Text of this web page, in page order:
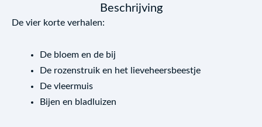
Beschrijving
De vier korte verhalen:
De bloem en de bij
De rozenstruik en het lieveheersbeestje
De vleermuis
Bijen en bladluizen